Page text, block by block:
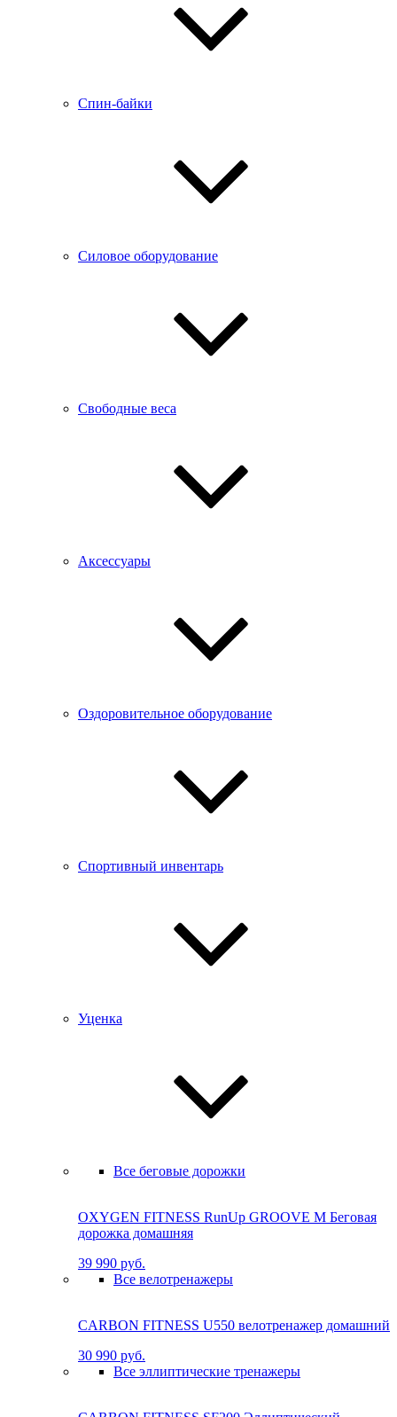
Спин-байки
Силовое оборудование
Свободные веса
Аксессуары
Оздоровительное оборудование
Спортивный инвентарь
Уценка
Все беговые дорожки
OXYGEN FITNESS RunUp GROOVE M Бе­го­вая
до­рож­ка до­маш­няя
39 990 руб.
Все велотренажеры
CARBON FITNESS U550 велотренажер домашний
30 990 руб.
Все эллиптические тренажеры